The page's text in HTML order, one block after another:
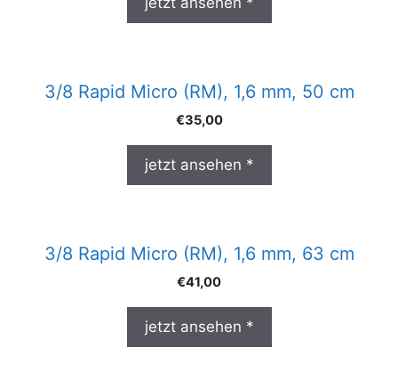
3/8 Rapid Micro (RM), 1,6 mm, 50 cm
€35,00
jetzt ansehen *
3/8 Rapid Micro (RM), 1,6 mm, 63 cm
€41,00
jetzt ansehen *